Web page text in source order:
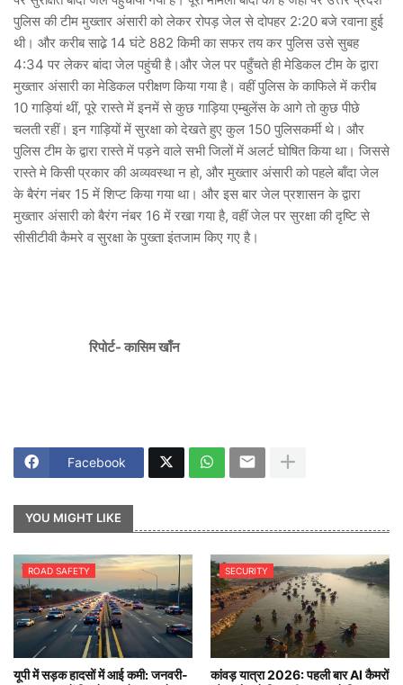
पुलिस की टीम मुख्तार अंसारी को लेकर रोपड़ जेल से दोपहर 2:20 बजे रवाना हुई
थी। और करीब साढे़ 14 घंटे 882 किमी का सफर तय कर पुलिस उसे सुबह
4:34 पर लेकर बांदा जेल पहुंची है।और जेल पर पहुँचते ही मेडिकल टीम के द्वारा
मुख्तार अंसारी का मेडिकल परीक्षण किया गया है। वहीं पुलिस के काफिले में करीब
10 गाड़ियां थीं, पूरे रास्ते में इनमें से कुछ गाड़िया एम्बुलेंस के आगे तो कुछ पीछे
चलती रहीं। इन गाड़ियों में सुरक्षा को देखते हुए कुल 150 पुलिसकर्मी थे। और
पुलिस टीम के द्वारा रास्ते में पड़ने वाले सभी जिलों में अलर्ट घोषित किया था। जिससे
रास्ते मे किसी प्रकार की अव्यवस्था न हो, और मुख्तार अंसारी को पहले बाँदा जेल
के बैरंग नंबर 15 में शिप्ट किया गया था। और इस बार जेल प्रशासन के द्वारा
मुख्तार अंसारी को बैरंग नंबर 16 में रखा गया है, वहीं जेल पर सुरक्षा की दृष्टि से
सीसीटीवी कैमरे व सुरक्षा के पुख्ता इंतजाम किए गए है।
रिपोर्ट- कासिम खाँन
Facebook
YOU MIGHT LIKE
ROAD SAFETY
यूपी में सड़क हादसों में आई कमी: जनवरी-
SECURITY
कांवड़ यात्रा 2026: पहली बार AI कैमरों